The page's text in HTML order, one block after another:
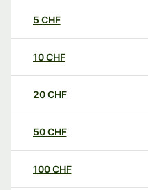
5 CHF
10CHF
20CHF
50CHF
100CHF